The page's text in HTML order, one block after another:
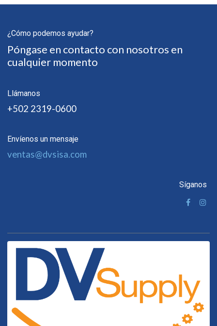
¿Cómo podemos ayudar?
Póngase en contacto con nosotros en
cualquier momento
Llámanos
+502 2319-0600
Envíenos un mensaje
ventas@dvsisa.com
Síganos